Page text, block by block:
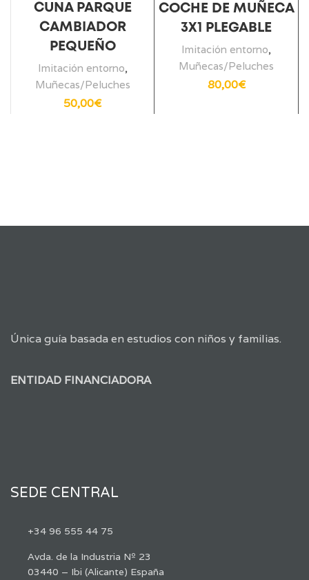
CUNA PARQUE
CAMBIADOR
PEQUEÑO
Imitación entorno,
Muñecas/Peluches
50,00€
COCHE DE MUÑECA
3X1 PLEGABLE
Imitación entorno,
Muñecas/Peluches
80,00€
Única guía basada en estudios con niños y familias.
ENTIDAD FINANCIADORA
SEDE CENTRAL
+34 96 555 44 75
Avda. de la Industria Nº 23
03440 – Ibi (Alicante) España